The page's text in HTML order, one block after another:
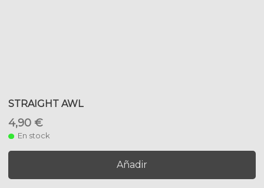
STRAIGHT AWL
4,90 €
En stock
Añadir